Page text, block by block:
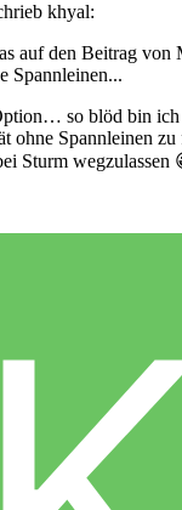
khyal:
auf den Beitrag von
Spannleinen...
so blöd bin ich
ohne Spannleinen
Sturm wegzulassen